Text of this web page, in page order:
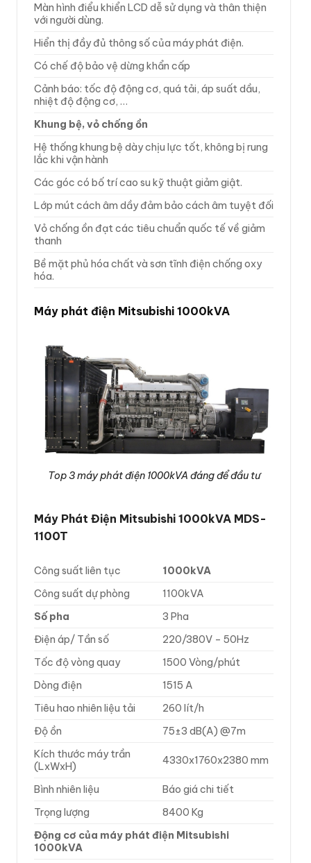
Màn hình điểu khiển LCD dễ sử dụng và thân thiện
với người dùng.
Hiển thị đầy đủ thông số của máy phát điện.
Có chế độ bảo vệ dừng khẩn cấp
Cảnh báo: tốc độ động cơ, quá tải, áp suất dầu,
nhiệt độ động cơ, …
Khung bệ, vỏ chống ồn
Hệ thống khung bệ dày chịu lực tốt, không bị rung
lắc khi vận hành
Các góc có bố trí cao su kỹ thuật giảm giật.
Lớp mút cách âm dầy đảm bảo cách âm tuyệt đối
Vỏ chống ồn đạt các tiêu chuẩn quốc tế về giảm
thanh
Bề mặt phủ hóa chất và sơn tĩnh điện chống oxy
hóa.
Máy phát điện Mitsubishi 1000kVA
Top 3 máy phát điện 1000kVA đáng để đầu tư
Máy Phát Điện Mitsubishi 1000kVA MDS-
1100T
Công suất liên tục
1000kVA
Công suất dự phòng
1100kVA
Số pha
3 Pha
Điện áp/ Tần số
220/380V – 50Hz
Tốc độ vòng quay
1500 Vòng/phút
Dòng điện
1515 A
Tiêu hao nhiên liệu tải
260 lít/h
Độ ồn
75±3 dB(A) @7m
Kích thước máy trần
(LxWxH)
4330x1760x2380 mm
Bình nhiên liệu
Báo giá chi tiết
Trọng lượng
8400 Kg
Động cơ của máy phát điện Mitsubishi
1000kVA